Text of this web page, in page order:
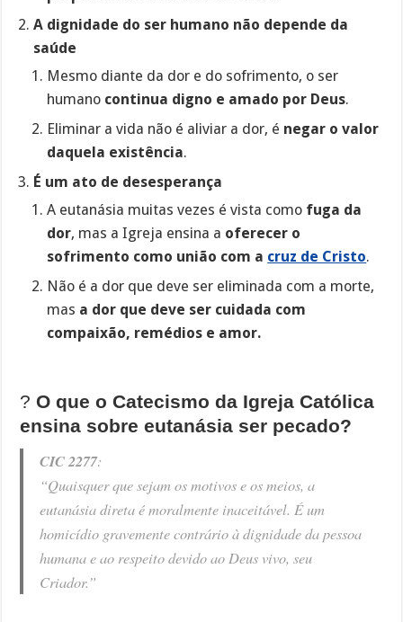
A dignidade do ser humano não depende da
saúde
Mesmo diante da dor e do sofrimento, o ser
humano continua digno e amado por Deus.
Eliminar a vida não é aliviar a dor, é negar o valor
daquela existência.
É um ato de desesperança
A eutanásia muitas vezes é vista como fuga da
dor, mas a Igreja ensina a oferecer o
sofrimento como união com a cruz de Cristo.
Não é a dor que deve ser eliminada com a morte,
mas a dor que deve ser cuidada com
compaixão, remédios e amor.
? O que o Catecismo da Igreja Católica
ensina sobre eutanásia ser pecado?
CIC 2277:
“Quaisquer que sejam os motivos e os meios, a
eutanásia direta é moralmente inaceitável. É um
homicídio gravemente contrário à dignidade da pessoa
humana e ao respeito devido ao Deus vivo, seu
Criador.”